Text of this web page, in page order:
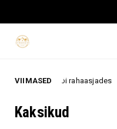
VIIMASED
töös või rahaasjades
Kaksikud